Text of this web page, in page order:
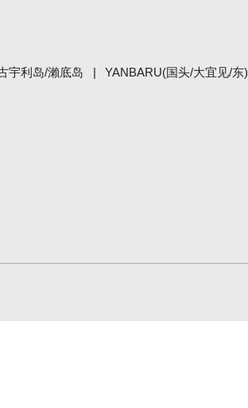
宇利岛/瀨底岛 YANBARU(国头/大宜见/东)